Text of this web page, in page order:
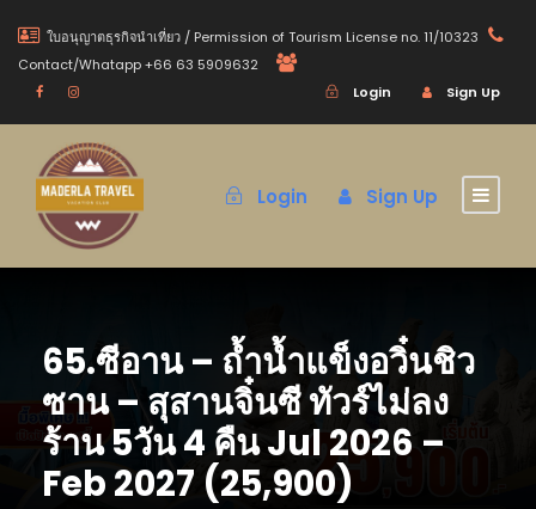
ใบอนุญาตธุรกิจนำเที่ยว / Permission of Tourism License no. 11/10323
Contact/Whatapp +66 63 5909632
Login
Sign Up
Login Sign Up
65.ซีอาน – ถ้ำน้ำแข็งอวิ๋นชิว
ซาน – สุสานจิ๋นซี ทัวร์ไม่ลง
ร้าน 5วัน 4 คืน Jul 2026 –
Feb 2027 (25,900)